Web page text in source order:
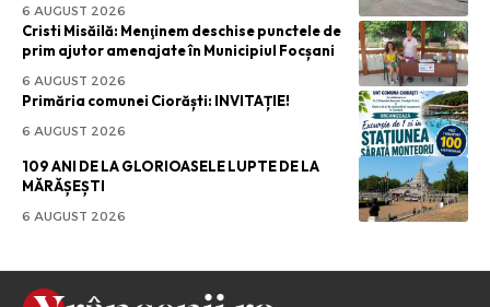
6 AUGUST 2026
Cristi Misăilă: Menţinem deschise punctele de
prim ajutor amenajate în Municipiul Focșani
6 AUGUST 2026
Primăria comunei Ciorăști: INVITAȚIE!
6 AUGUST 2026
109 ANI DE LA GLORIOASELE LUPTE DE LA
MĂRĂȘEȘTI
6 AUGUST 2026